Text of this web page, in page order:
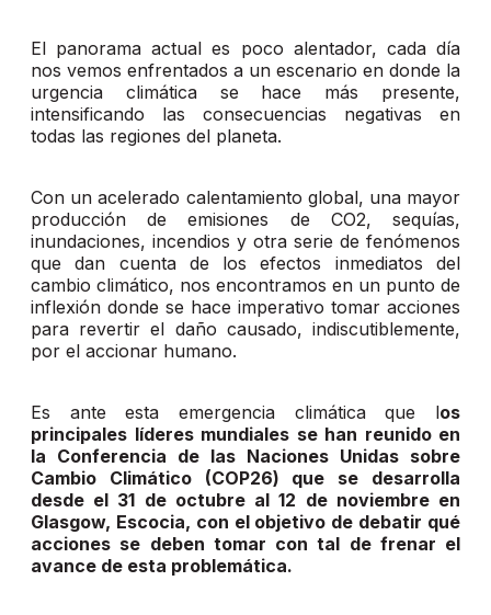
El panorama actual es poco alentador, cada día
nos vemos enfrentados a un escenario en donde la
urgencia climática se hace más presente,
intensificando las consecuencias negativas en
todas las regiones del planeta.
Con un acelerado calentamiento global, una mayor
producción de emisiones de CO2, sequías,
inundaciones, incendios y otra serie de fenómenos
que dan cuenta de los efectos inmediatos del
cambio climático, nos encontramos en un punto de
inflexión donde se hace imperativo tomar acciones
para revertir el daño causado, indiscutiblemente,
por el accionar humano.
Es ante esta emergencia climática que los
principales líderes mundiales se han reunido en
la Conferencia de las Naciones Unidas sobre
Cambio Climático (COP26) que se desarrolla
desde el 31 de octubre al 12 de noviembre en
Glasgow, Escocia, con el objetivo de debatir qué
acciones se deben tomar con tal de frenar el
avance de esta problemática.